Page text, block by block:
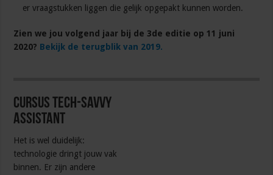
er vraagstukken liggen die gelijk opgepakt kunnen worden.
Zien we jou volgend jaar bij de 3de editie op 11 juni
2020? Bekijk de terugblik van 2019.
Cursus Tech-savvy
assistant
Het is wel duidelijk:
technologie dringt jouw vak
binnen. Er zijn andere